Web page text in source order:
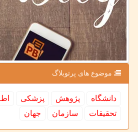
موضوع های پرتوبلاگ
دانشگاه پژوهش پزشكی
تحقیقات
سازمان جهان